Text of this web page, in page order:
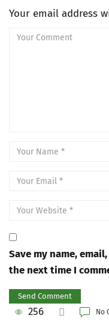
Your email address
Save my name,
the next time I
256 No